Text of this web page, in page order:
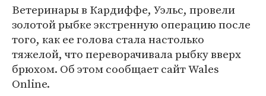
Ветеринары в Кардиффе, Уэльс, провели
золотой рыбке экстренную операцию после
того, как ее голова стала настолько
тяжелой, что переворачивала рыбку вверх
брюхом. Об этом сообщает сайт Wales
Online.